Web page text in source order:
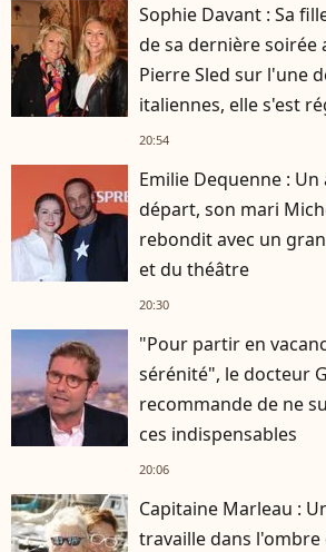
Sophie Davant : Sa
de sa dernière soirée
Pierre Sled sur l'une
italiennes, elle s'est
20:54
Emilie Dequenne :
départ, son mari
rebondit avec un
et du théâtre
20:30
"Pour partir en
sérénité", le docteur
recommande de ne
ces indispensables
20:06
Capitaine Marleau :
travaille dans l'ombre